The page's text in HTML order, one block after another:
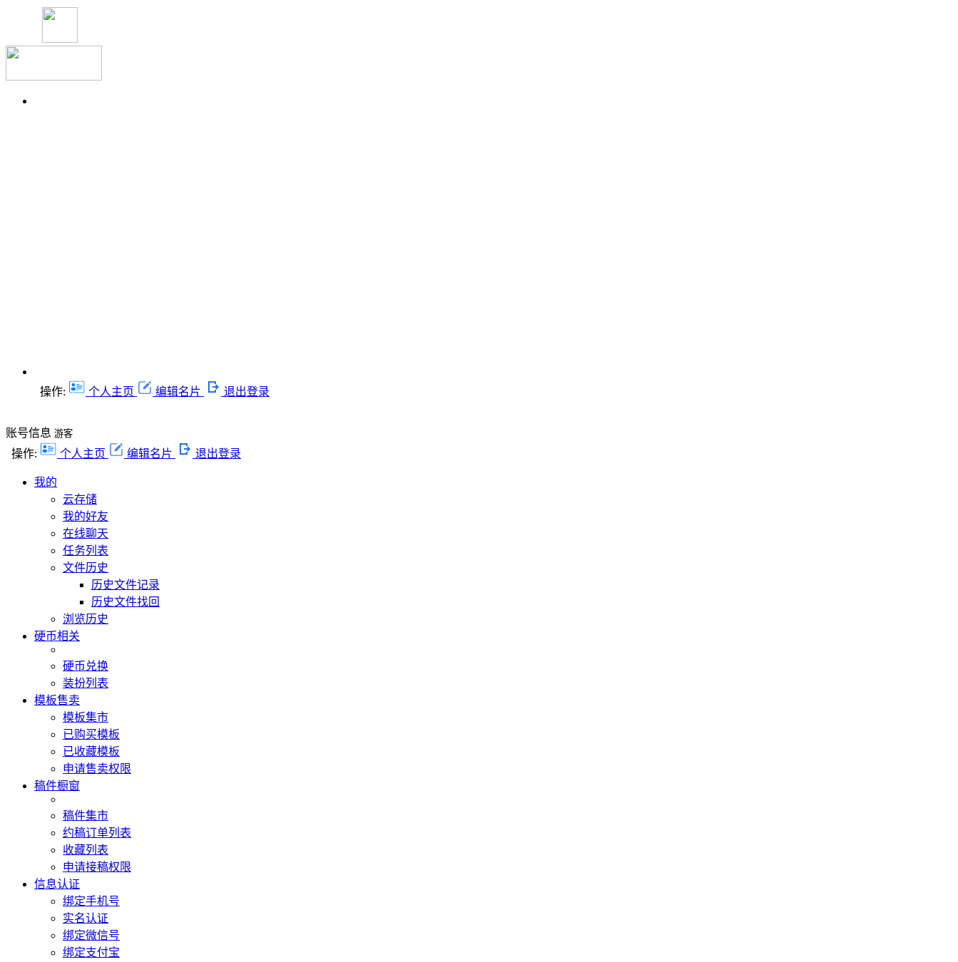
操作: 个人主页 编辑名片 退出登录
账号信息 游客
操作: 个人主页 编辑名片 退出登录
我的
云存储
我的好友
在线聊天
任务列表
文件历史
历史文件记录
历史文件找回
浏览历史
硬币相关
硬币兑换
装扮列表
模板售卖
模板集市
已购买模板
已收藏模板
申请售卖权限
稿件橱窗
稿件集市
约稿订单列表
收藏列表
申请接稿权限
信息认证
绑定手机号
实名认证
绑定微信号
绑定支付宝